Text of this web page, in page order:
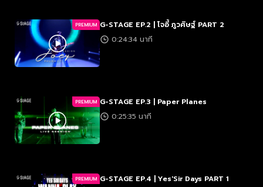
PREMIUM G-STAGE EP.2 | โจอี้ ภูวศิษฐ์ PART 2
0:24:34 นาที
PREMIUM G-STAGE EP.3 | Paper Planes
0:25:35 นาที
PREMIUM G-STAGE EP.4 | Yes'Sir Days PART 1